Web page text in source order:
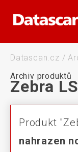
Datascan.cz /
Archiv produktů
Zebra
Produkt
nahrazen